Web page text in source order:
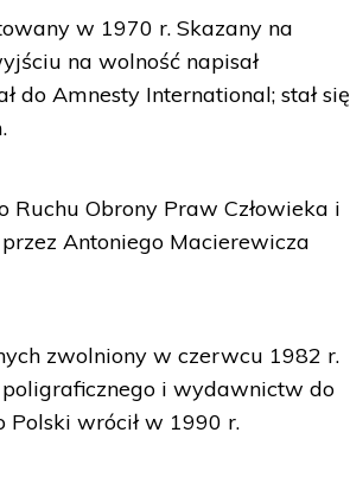
w 1970 r. Skazany na
na wolność napisał
do Amnesty International; stał się
Ruchu Obrony Praw Człowieka i
Antoniego Macierewicza
zwolniony w czerwcu 1982 r.
poligraficznego i wydawnictw do
Polski wrócił w 1990 r.